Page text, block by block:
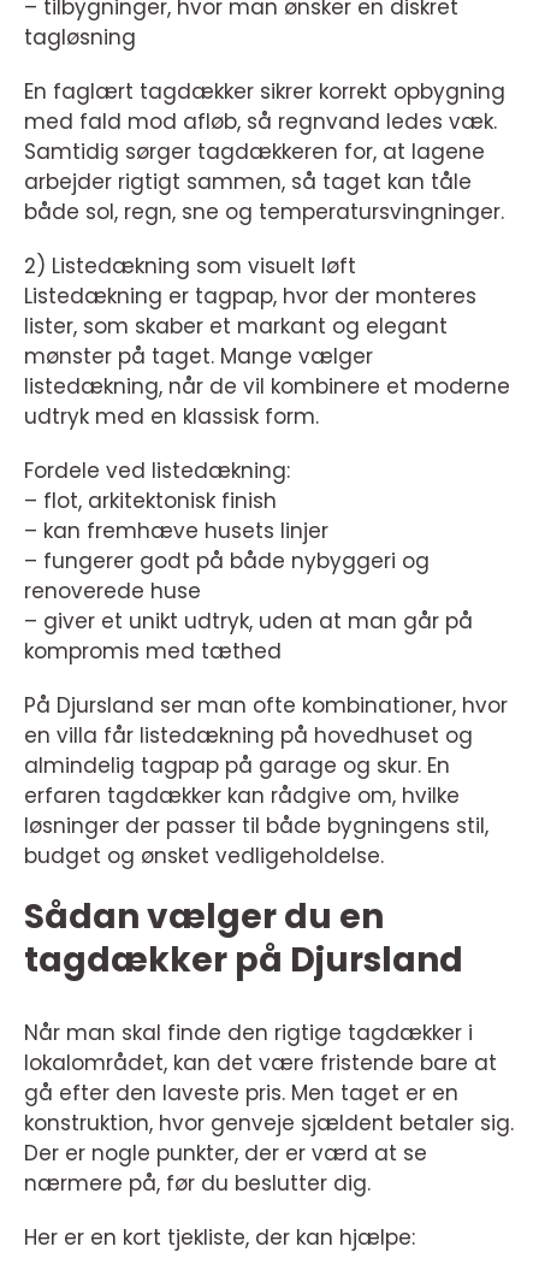
– tilbygninger, hvor man ønsker en diskret
tagløsning
En faglært tagdækker sikrer korrekt opbygning
med fald mod afløb, så regnvand ledes væk.
Samtidig sørger tagdækkeren for, at lagene
arbejder rigtigt sammen, så taget kan tåle
både sol, regn, sne og temperatursvingninger.
2) Listedækning som visuelt løft
Listedækning er tagpap, hvor der monteres
lister, som skaber et markant og elegant
mønster på taget. Mange vælger
listedækning, når de vil kombinere et moderne
udtryk med en klassisk form.
Fordele ved listedækning:
– flot, arkitektonisk finish
– kan fremhæve husets linjer
– fungerer godt på både nybyggeri og
renoverede huse
– giver et unikt udtryk, uden at man går på
kompromis med tæthed
På Djursland ser man ofte kombinationer, hvor
en villa får listedækning på hovedhuset og
almindelig tagpap på garage og skur. En
erfaren tagdækker kan rådgive om, hvilke
løsninger der passer til både bygningens stil,
budget og ønsket vedligeholdelse.
Sådan vælger du en
tagdækker på Djursland
Når man skal finde den rigtige tagdækker i
lokalområdet, kan det være fristende bare at
gå efter den laveste pris. Men taget er en
konstruktion, hvor genveje sjældent betaler sig.
Der er nogle punkter, der er værd at se
nærmere på, før du beslutter dig.
Her er en kort tjekliste, der kan hjælpe: